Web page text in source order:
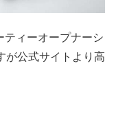
ティーオープナーシ
が公式サイトより高